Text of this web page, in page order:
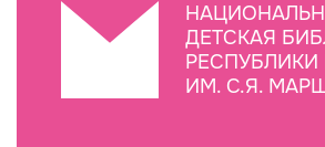
ДЕТСКАЯ
ИМ. С.Я.